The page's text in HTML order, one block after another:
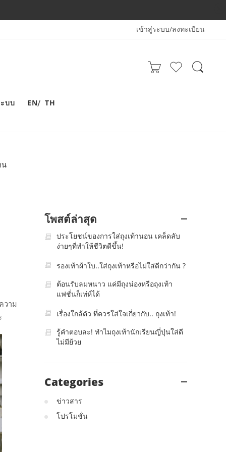
เข้าสู่ระบบ/ลงทะเบียน
บบ EN TH
น
วาม
โพสต์ล่าสุด
ประโยชน์ของการใส่ถุงเท้านอน เคล็ดลับ
ง่ายๆที่ทำให้ชีวิตดีขึ้น!
รองเท้าผ้าใบ..ใส่ถุงเท้าหรือไม่ใส่ดีกว่ากัน ?
ต้อนรับลมหนาว แค่มีถุงน่องหรือถุงเท้า
แฟชั่นก็เท่ห์ได้
เรื่องใกล้ตัว ที่ควรใส่ใจเกี่ยวกับ.. ถุงเท้า!
รู้คำตอบละ! ทำไมถุงเท้านักเรียนญี่ปุ่นใส่ดี
ไม่มีย้วย
Categories
ข่าวสาร
โปรโมชั่น